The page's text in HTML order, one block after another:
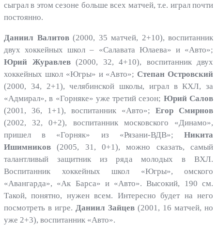
сыграл в этом сезоне больше всех матчей, т.е. играл почти
постоянно.
Даниил Валитов (2000, 35 матчей, 2+10), воспитанник
двух хоккейных школ – «Салавата Юлаева» и «Авто»;
Юрий Журавлев(2000, 32, 4+10), воспитанник двух
хоккейных школ «Югры» и «Авто»; Степан Островский
(2000, 34, 2+1), челябинской школы, играл в КХЛ, за
«Адмирал», в «Горняке» уже третий сезон; Юрий Салов
(2001, 36, 1+1), воспитанник «Авто»; Егор Смирнов
(2002, 32, 0+2), воспитанник московского «Динамо»,
пришел в «Горняк» из «Рязани-ВДВ»; Никита
Ишимников (2005, 31, 0+1), можно сказать, самый
талантливый защитник из ряда молодых в ВХЛ.
Воспитанник хоккейных школ «Югры», омского
«Авангарда», «Ак Барса» и «Авто». Высокий, 190 см.
Такой, понятно, нужен всем. Интересно будет на него
посмотреть в игре. Даниил Зайцев (2001, 16 матчей, но
уже 2+3), воспитанник «Авто».